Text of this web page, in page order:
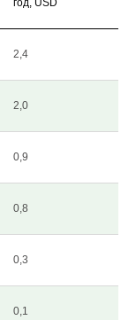
год, USD
2,4
2,0
0,9
0,8
0,3
0,1